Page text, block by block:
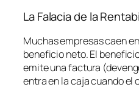
La Falacia de la
Muchas empresas caen
beneficio neto. El
emite una factura
entra en la caja cuando el